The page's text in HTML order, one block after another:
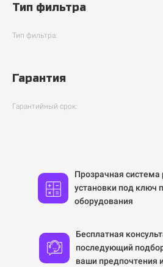
Тип фильтра
Тип фильтра:
Гарантия
Гарантийный срок:
Прозрачная система
установки под ключ
оборудования
Бесплатная
последующий
ваши предпочтения